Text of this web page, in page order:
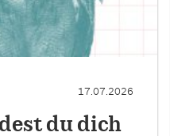
17.07.2026
du dich